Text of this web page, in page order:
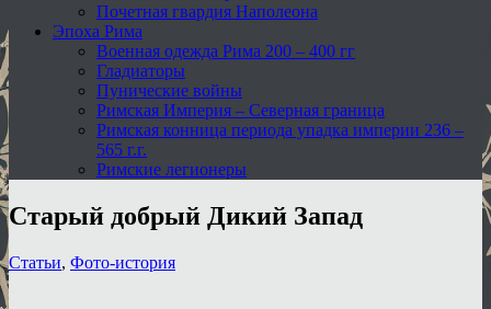
Почетная гвардия Наполеона
Эпоха Рима
Военная одежда Рима 200 – 400 гг
Гладиаторы
Пунические войны
Римская Империя – Северная граница
Римская конница периода упадка империи 236 –
565 г.г.
Римские легионеры
Старый добрый Дикий Запад
Статьи, Фото-история